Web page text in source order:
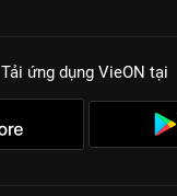
Tải ứng dụng VieON tại